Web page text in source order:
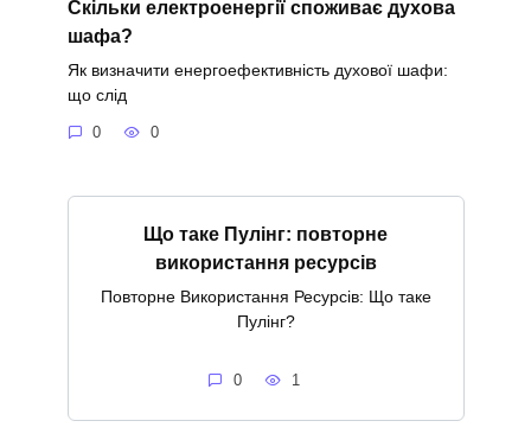
Скільки електроенергії споживає духова
шафа?
Як визначити енергоефективність духової шафи:
що слід
0 0
Що таке Пулінг: повторне
використання ресурсів
Повторне Використання Ресурсів: Що таке
Пулінг?
0 1